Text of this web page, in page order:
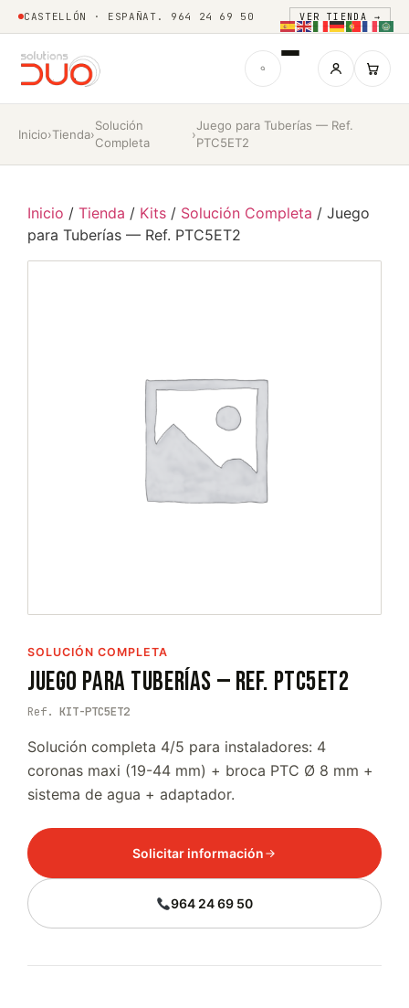
CASTELLÓN · ESPAÑAT. 964 24 69 50 VER TIENDA →
Inicio›Tienda›
Solución
Completa
›
Juego para Tuberías — Ref.
PTC5ET2
Inicio / Tienda / Kits / Solución Completa / Juego
para Tuberías — Ref. PTC5ET2
SOLUCIÓN COMPLETA
Juego para Tuberías — Ref. PTC5ET2
Ref. KIT-PTC5ET2
Solución completa 4/5 para instaladores: 4
coronas maxi (19-44 mm) + broca PTC Ø 8 mm +
sistema de agua + adaptador.
Solicitar información
964 24 69 50